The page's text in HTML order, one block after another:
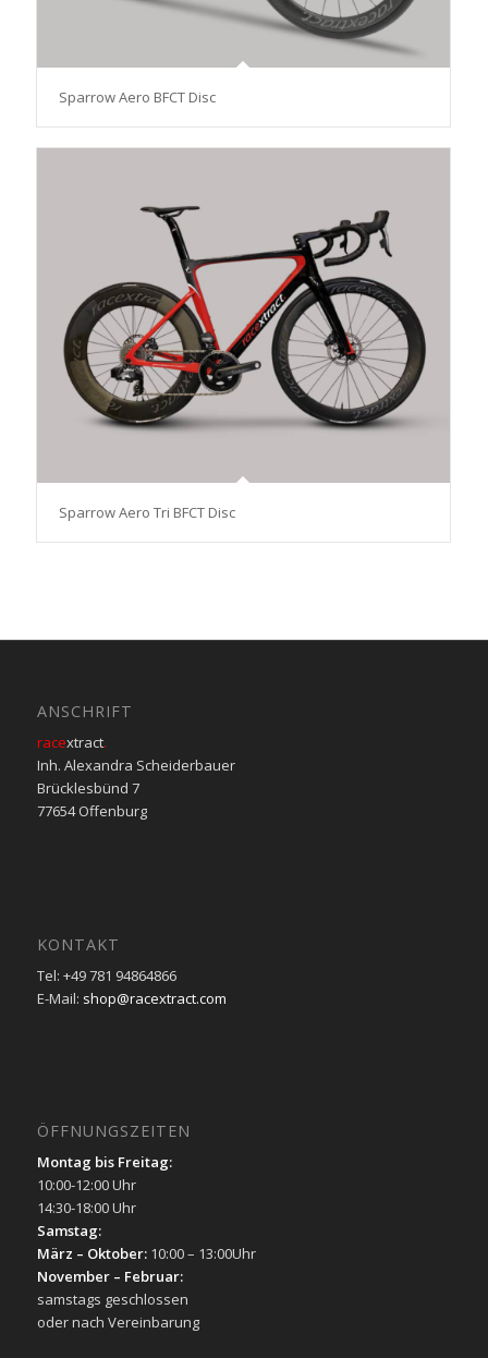
Sparrow Aero BFCT Disc
Sparrow Aero Tri BFCT Disc
ANSCHRIFT
racextract.
Inh. Alexandra Scheiderbauer
Brücklesbünd 7
77654 Offenburg
KONTAKT
Tel: +49 781 94864866
E-Mail: shop@racextract.com
ÖFFNUNGSZEITEN
Montag bis Freitag:
10:00-12:00 Uhr
14:30-18:00 Uhr
Samstag:
März – Oktober:10:00 – 13:00Uhr
November – Februar:
samstags geschlossen
oder nach Vereinbarung